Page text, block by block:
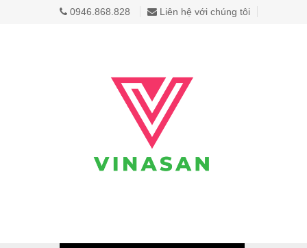
0946.868.828 Liên hệ với chúng tôi